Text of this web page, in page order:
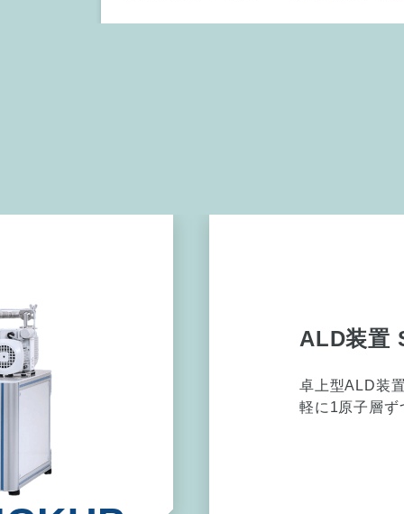
PS）
経費を抑えて
なすことがで